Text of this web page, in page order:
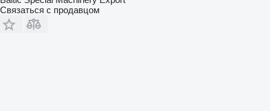
Связаться с продавцом